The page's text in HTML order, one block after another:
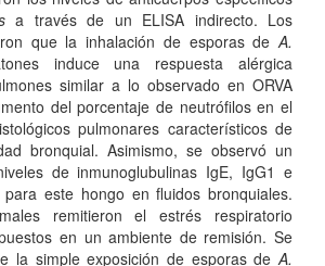
a través de un ELISA indirecto. Los
que la inhalación de esporas de A.
induce una respuesta alérgica
similar a lo observado en ORVA
del porcentaje de neutrófilos en el
pulmonares característicos de
bronquial. Asimismo, se observó un
de inmunoglubulinas IgE, IgG1 e
para este hongo en fluidos bronquiales.
remitieron el estrés respiratorio
en un ambiente de remisión. Se
la simple exposición de esporas de A.